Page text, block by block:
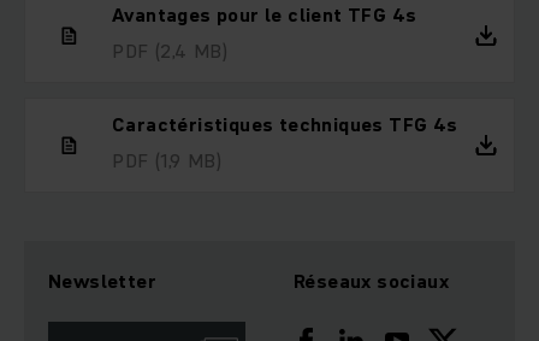
Avantages pour le client TFG 4s
PDF (2,4 MB)
Caractéristiques techniques TFG 4s
PDF (1,9 MB)
Newsletter Réseaux sociaux